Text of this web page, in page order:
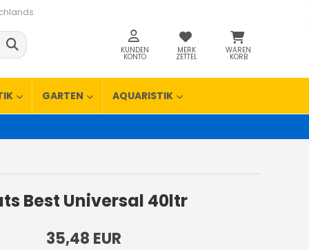
KUNDEN
KONTO
MERK
ZETTEL
WAREN
KORB
GARTEN AQUARISTIK
Best Universal 40ltr
35,48 EUR